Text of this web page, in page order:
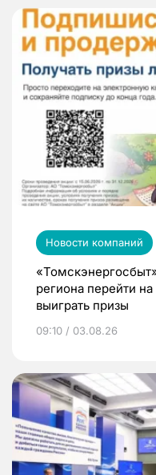
Новости компаний
региона перейти
выиграть призы
09:10 / 03.08.26